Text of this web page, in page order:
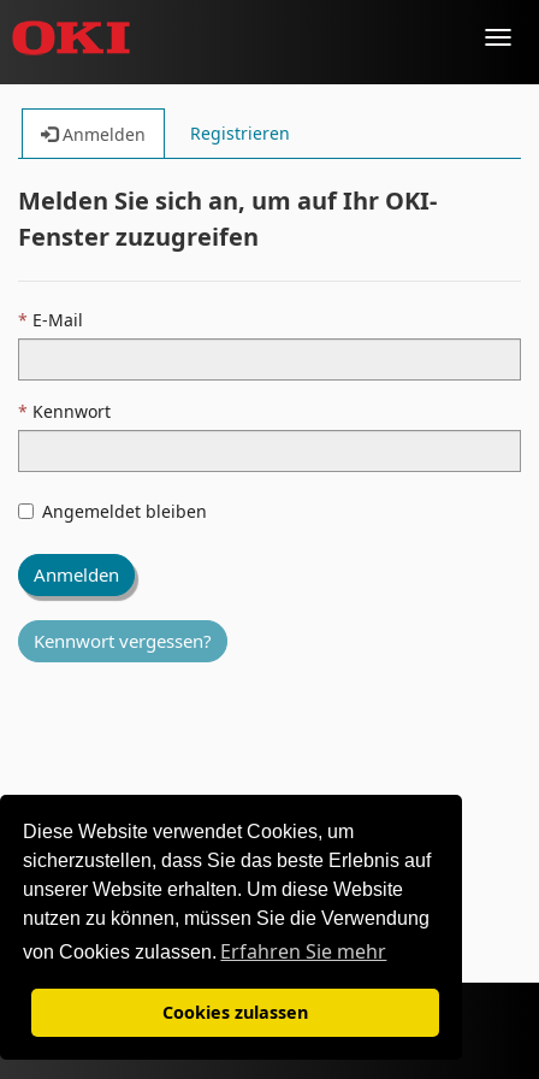
Diese Website verwendet Cookies, um
sicherzustellen, dass Sie das beste Erlebnis auf
unserer Website erhalten. Um diese Website
nutzen zu können, müssen Sie die Verwendung
von Cookies zulassen. Erfahren Sie mehr
Cookies zulassen
Anmelden Registrieren
Melden Sie sich an, um auf Ihr OKI-
Fenster zuzugreifen
E-Mail
Kennwort
Angemeldet bleiben
Anmelden
Kennwort vergessen?
Nutzungsbedingungen|Datenschutz
©1995-2026 OKI Europe Ltd. Alle Rechte vorbehalten.